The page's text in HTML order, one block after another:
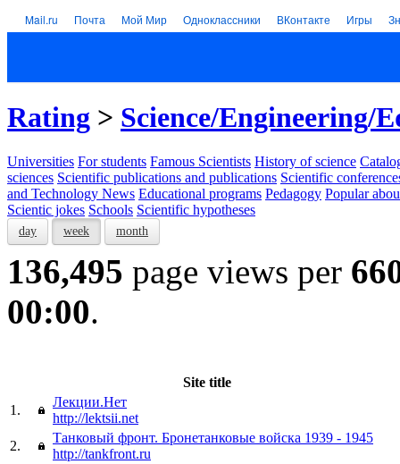
Mail.ru Почта Мой Мир Одноклассники ВКонтакте Игры
Rating > Science/Engineering/
Universities For students Famous Scientists History of science
sciences Scientific publications and publications Scientific
and Technology News Educational programs Pedagogy Popular
Scientic jokes Schools Scientific hypotheses
day week month
136,495 page views per
00:00.
Site title
1.
Лекции.Нет
http://lektsii.net
2.
Танковый фронт. Бронетанковые войска 1939 - 1945
http://tankfront.ru